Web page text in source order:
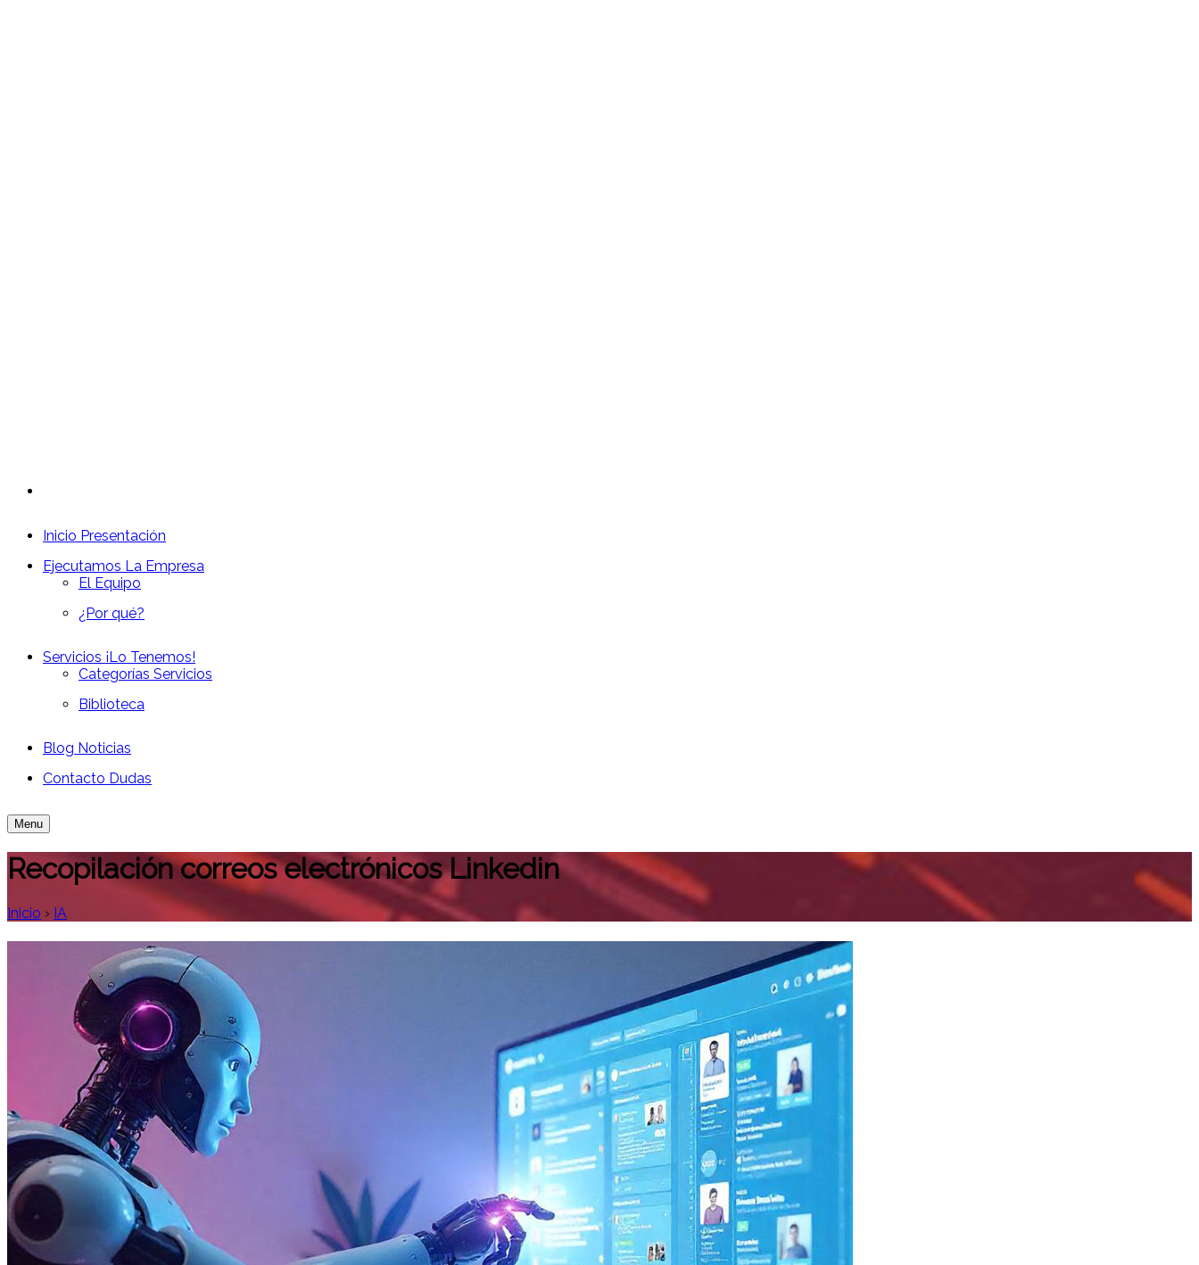
Inicio Presentación
Ejecutamos La Empresa
El Equipo
¿Por qué?
Servicios ¡Lo Tenemos!
Categorías Servicios
Biblioteca
Blog Noticias
Contacto Dudas
Menu
Recopilación correos electrónicos Linkedin
Inicio › IA